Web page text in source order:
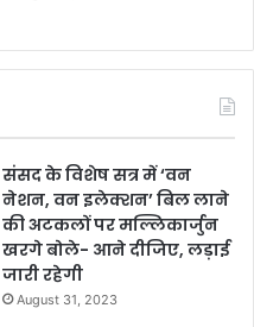
संसद के विशेष सत्र में ‘वन
नेशन, वन इलेक्शन’ बिल लाने
की अटकलों पर मल्लिकार्जुन
खरगे बोले- आने दीजिए, लड़ाई
जारी रहेगी
August 31, 2023